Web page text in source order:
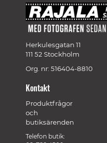
Herkulesgatan 11
111 52 Stockholm
Org. nr: 516404-8810
Kontakt
Produktfrågor
och
butiksärenden
Telefon butik: